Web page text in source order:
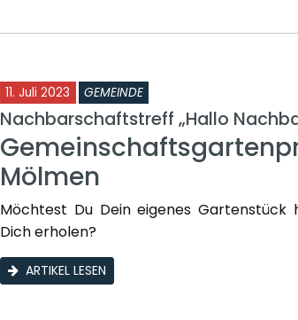
11. Juli 2023 GEMEINDE
Nachbarschaftstreff „Hallo
Mölmen
Möchtest Du Dein eigenes
Dich erholen?
ARTIKEL LESEN